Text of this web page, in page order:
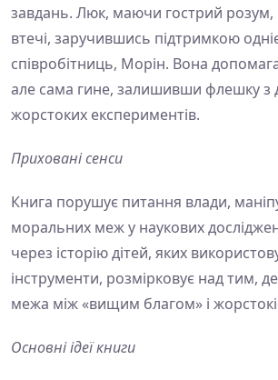
завдань. Люк, маючи гострий розум,
втечі, заручившись підтримкою
співробітниць, Морін. Вона
але сама гине, залишивши флешку з
жорстоких експериментів.
Приховані сенси
Книга порушує питання влади,
моральних меж у наукових
через історію дітей, яких
інструменти, розмірковує над тим,
межа між «вищим благом» і
Основні ідеї книги